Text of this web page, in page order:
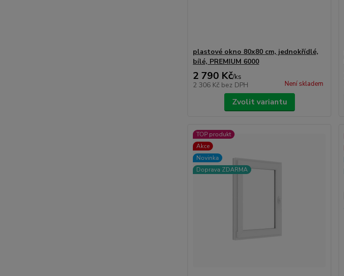
plastové okno 80x80 cm, jednokřídlé,
bílé, PREMIUM 6000
2 790 Kč/ks
2 306 Kč bez DPH Není skladem
Zvolit variantu
TOP produkt
Akce
Novinka
Doprava ZDARMA